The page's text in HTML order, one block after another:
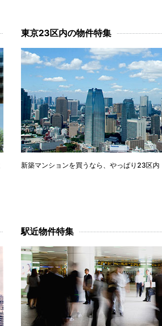
東京23区内の物件特集
新築マンションを買うなら、やっぱり23区内
駅近物件特集